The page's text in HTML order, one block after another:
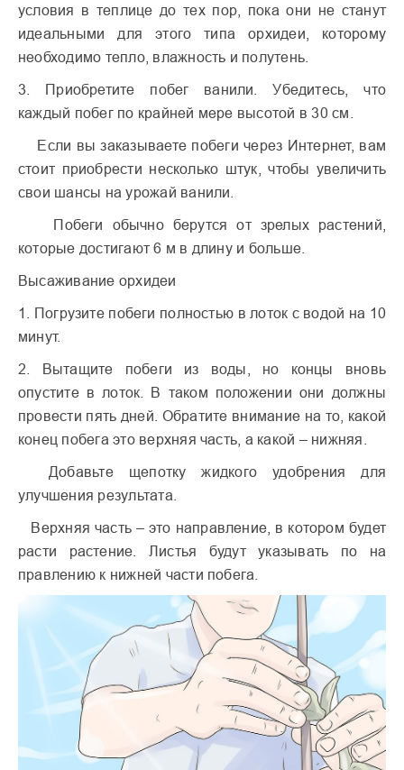
условия в теплице до тех пор, пока они не станут
идеальными для этого типа орхидеи, которому
необходимо тепло, влажность и полутень.
3. Приобретите побег ванили. Убедитесь, что
каждый побег по крайней мере высотой в 30 см.
Если вы заказываете побеги через Интернет, вам
стоит приобрести несколько штук, чтобы увеличить
свои шансы на урожай ванили.
Побеги обычно берутся от зрелых растений,
которые достигают 6 м в длину и больше.
Высаживание орхидеи
1. Погрузите побеги полностью в лоток с водой на 10
минут.
2. Вытащите побеги из воды, но концы вновь
опустите в лоток. В таком положении они должны
провести пять дней. Обратите внимание на то, какой
конец побега это верхняя часть, а какой – нижняя.
Добавьте щепотку жидкого удобрения для
улучшения результата.
Верхняя часть – это направление, в котором будет
расти растение. Листья будут указывать по на
правлению к нижней части побега.